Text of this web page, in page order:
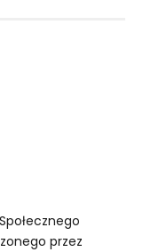
przez